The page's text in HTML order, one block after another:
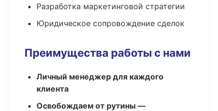
Разработка маркетинговой стратегии
Юридическое сопровождение сделок
Преимущества работы с нами
Личный менеджер для каждого
клиента
Освобождаем от рутины —